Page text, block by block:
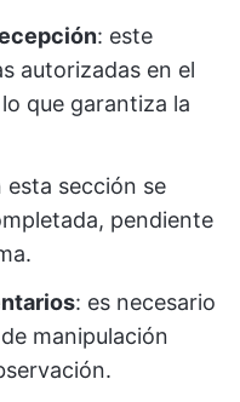
: este
autorizadas en el
que garantiza la
esta sección se
pendiente
: es necesario
manipulación